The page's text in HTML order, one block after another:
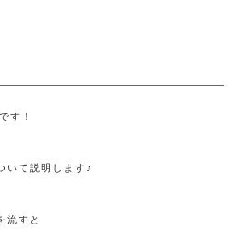
す！
いて説明します♪
流すと